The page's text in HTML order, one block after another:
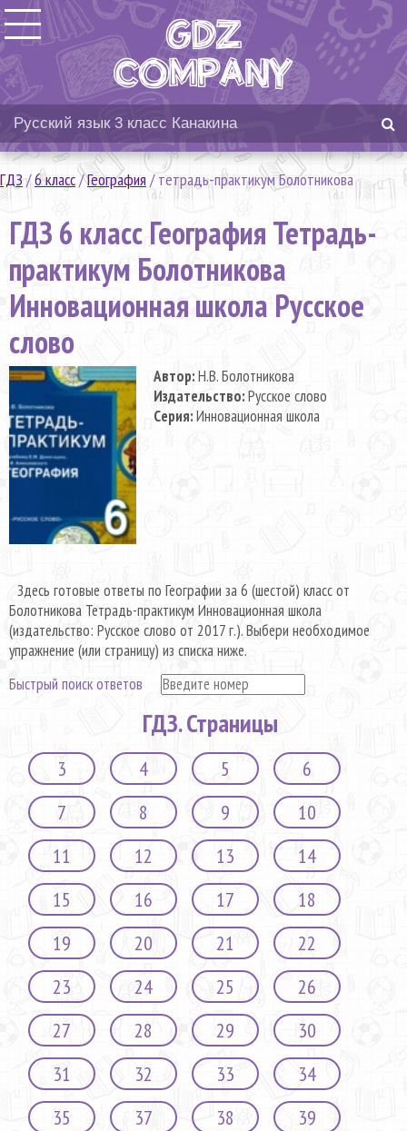
ГДЗ/6 класс/География /тетрадь-практикум Болотникова
ГДЗ 6 класс География Тетрадь-
практикум Болотникова
Инновационная школа Русское
слово
Автор:Н.В. Болотникова
Издательство:Русское слово
Серия:Инновационная школа
Здесь готовые ответы по Географии за 6 (шестой) класс от
Болотникова Тетрадь-практикум Инновационная школа
(издательство: Русское слово от 2017 г.). Выбери необходимое
упражнение (или страницу) из списка ниже.
Быстрый поиск ответов
ГДЗ. Страницы
3 4 5
6
7
8 9
10
11
12 13
14
15
16 17
18
19
20 21
22
23
24 25
26
27
28 29
30
31
32 33
34
35
37 38
39